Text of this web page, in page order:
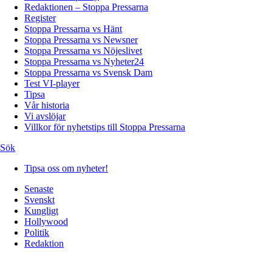
Redaktionen – Stoppa Pressarna
Register
Stoppa Pressarna vs Hänt
Stoppa Pressarna vs Newsner
Stoppa Pressarna vs Nöjeslivet
Stoppa Pressarna vs Nyheter24
Stoppa Pressarna vs Svensk Dam
Test VI-player
Tipsa
Vår historia
Vi avslöjar
Villkor för nyhetstips till Stoppa Pressarna
Sök
Tipsa oss om nyheter!
Senaste
Svenskt
Kungligt
Hollywood
Politik
Redaktion